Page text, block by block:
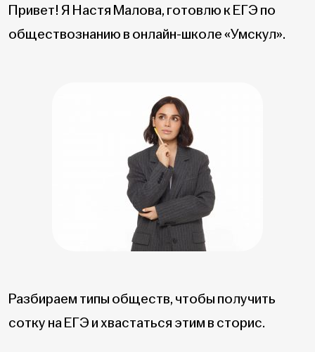
Привет! Я Настя Малова, готовлю к ЕГЭ по
обществознанию в онлайн-школе «Умскул».
Разбираем типы обществ, чтобы получить
сотку на ЕГЭ и хвастаться этим в сторис.